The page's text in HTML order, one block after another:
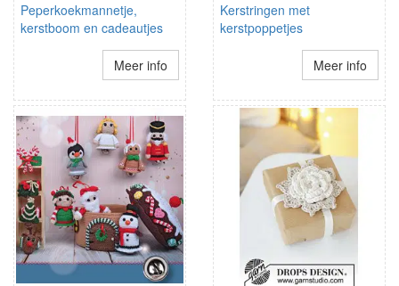
Peperkoekmannetje,
kerstboom en cadeautjes
Meer info
Kerstringen met
kerstpoppetjes
Meer info